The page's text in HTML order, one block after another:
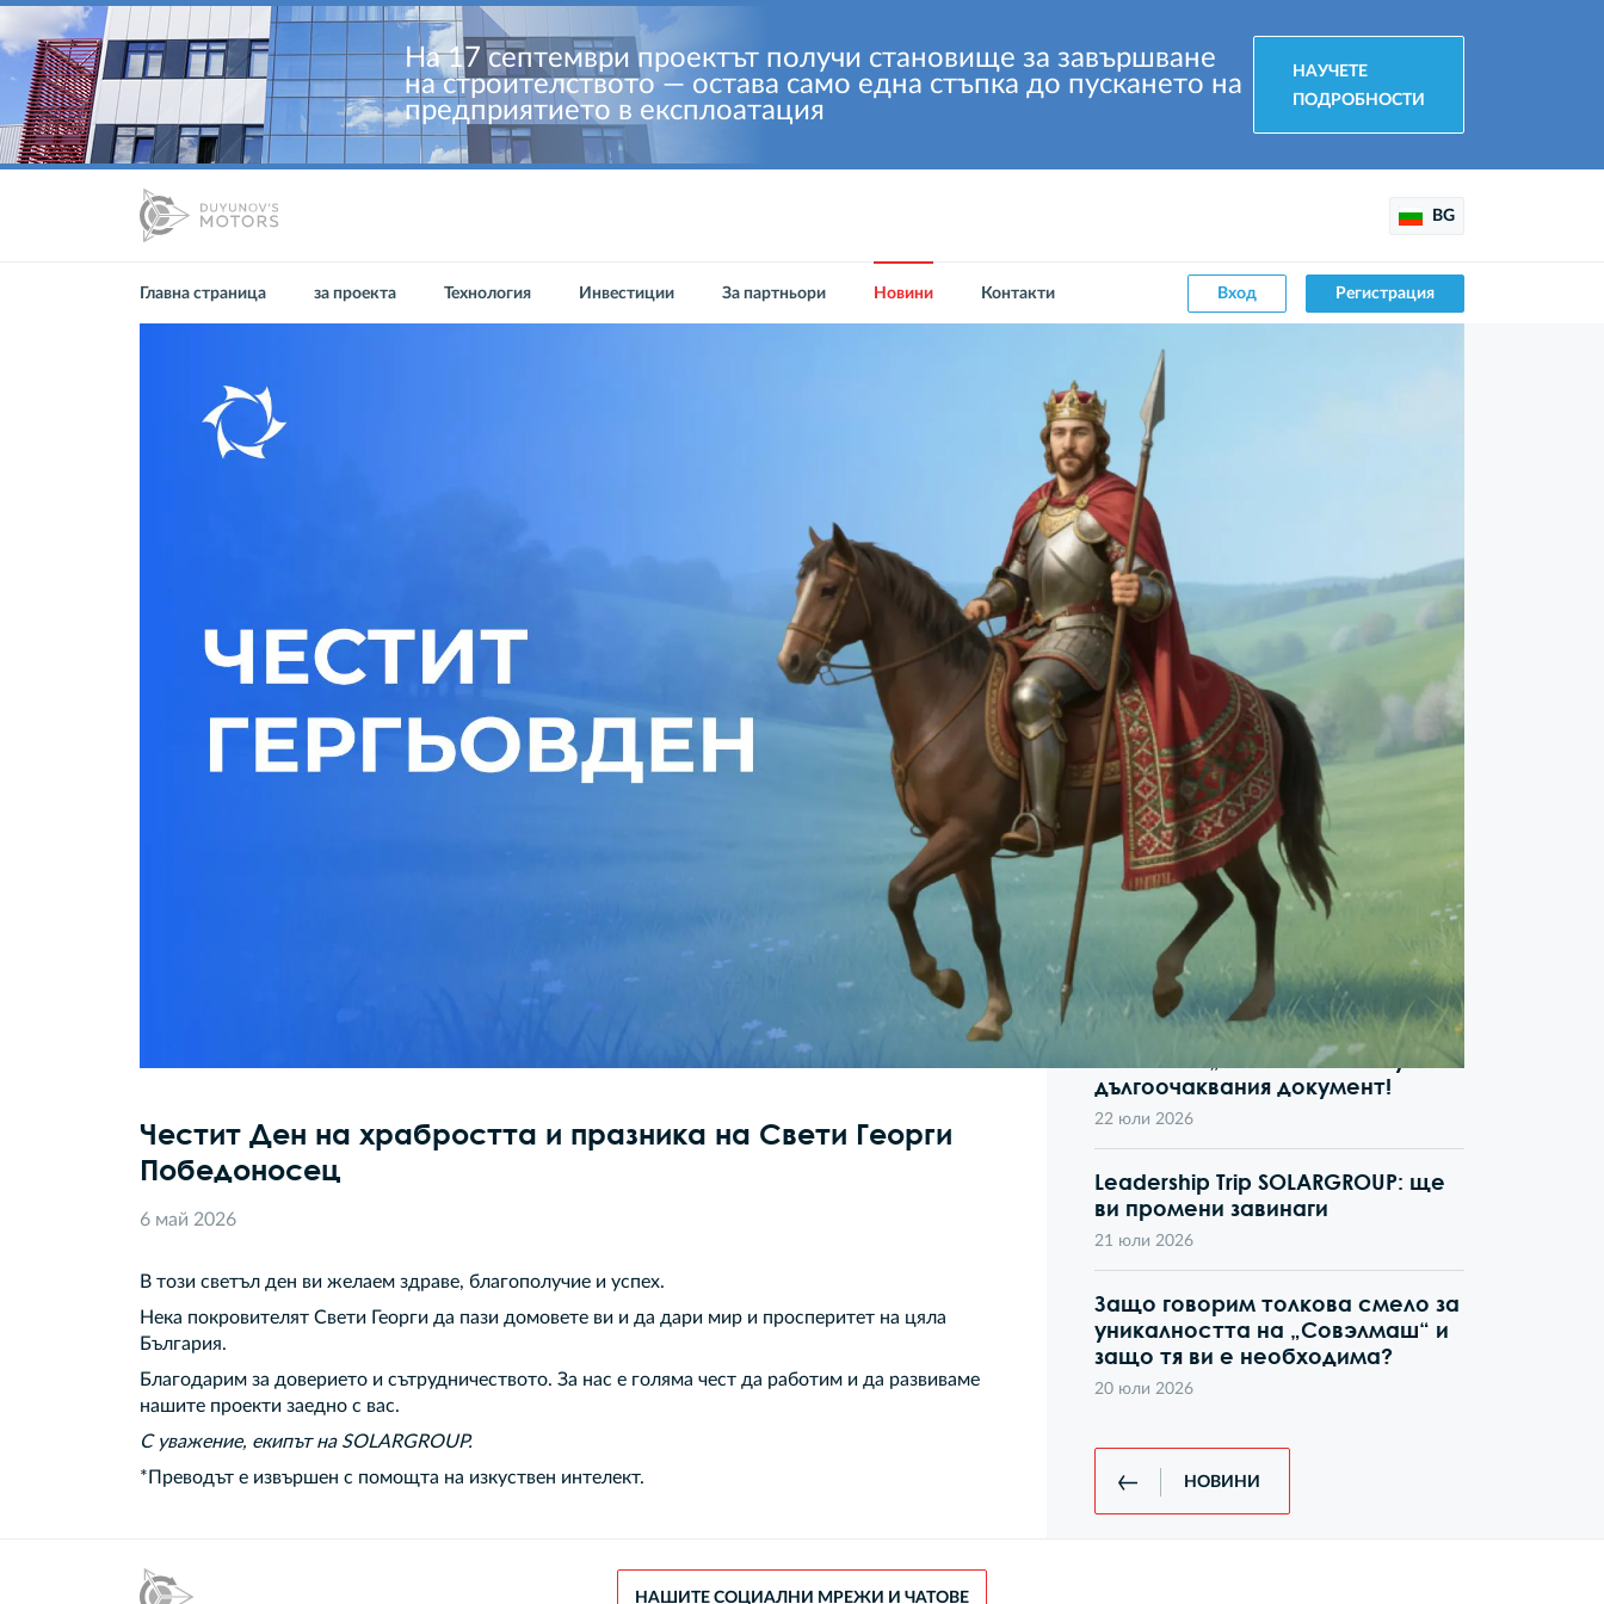
На 17 септември проектът получи становище за завършване
на строителството — остава само една стъпка до пускането на
предприятието в експлоатация
НАУЧЕТЕ
ПОДРОБНОСТИ
BG
Главна страница за проекта Технология Инвестиции За партньори Новини Контакти Вход Регистрация
Честит Ден на храбростта и празника на Свети Георги
Победоносец
6 май 2026
В този светъл ден ви желаем здраве, благополучие и успех.
Нека покровителят Свети Георги да пази домовете ви и да дари мир и просперитет на цяла
България.
Благодарим за доверието и сътрудничеството. За нас е голяма чест да работим и да развиваме
нашите проекти заедно с вас.
С уважение, екипът на SOLARGROUP.
*Преводът е извършен с помощта на изкуствен интелект.
Участието на „АЭРОНОВА“ във
„ВИВА АВИА!“ беше отразено от
водещи медии
3 август 2026
Обобщение на седмицата в
проекта „Двигатели на Дуюнов“
2 август 2026
Ключови събития на «Совэлмаш»
през юли
31 юли 2026
Ключови новини и отговори на
въпроси от Дмитрий Дуюнов
27 юли 2026
Обобщение на седмицата в
проекта „Двигатели на Дуюнов“
26 юли 2026
Компания „Совэлмаш“ получи
дългоочаквания документ!
22 юли 2026
Leadership Trip SOLARGROUP: ще
ви промени завинаги
21 юли 2026
Защо говорим толкова смело за
уникалността на „Совэлмаш“ и
защо тя ви е необходима?
20 юли 2026
НОВИНИ
НАШИТЕ СОЦИАЛНИ МРЕЖИ И ЧАТОВЕ